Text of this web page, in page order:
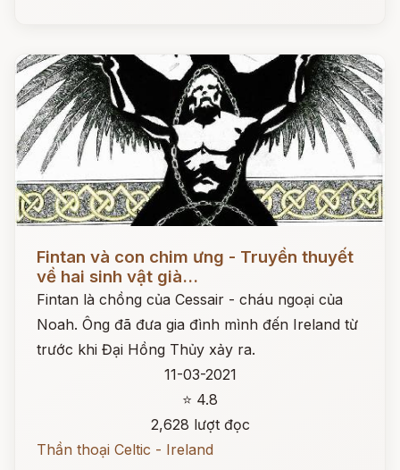
Fintan và con chim ưng - Truyền thuyết
về hai sinh vật già...
Fintan là chồng của Cessair - cháu ngoại của
Noah. Ông đã đưa gia đình mình đến Ireland từ
trước khi Đại Hồng Thủy xảy ra.
11-03-2021
⭐ 4.8
2,628 lượt đọc
Thần thoại Celtic - Ireland